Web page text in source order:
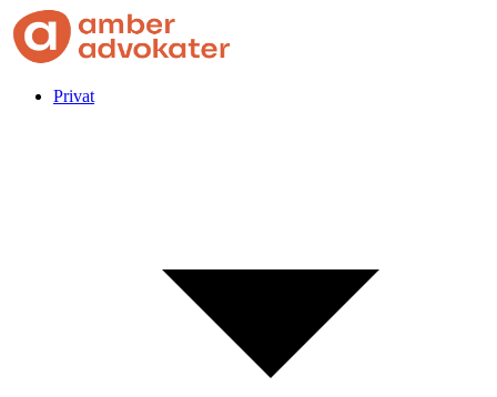
Privat